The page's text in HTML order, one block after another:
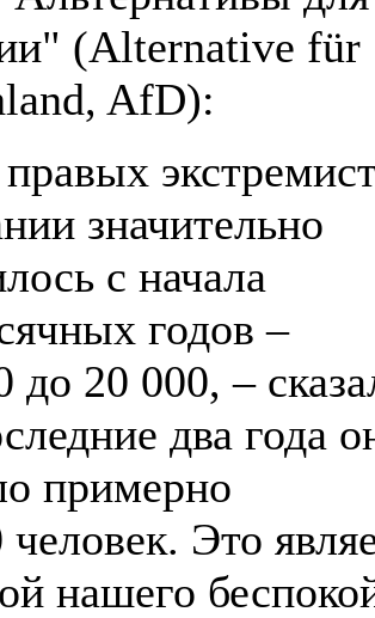
(Alternative für
AfD):
значительно
с начала
годов –
до 20 000, –
два года
примерно
Это
нашего